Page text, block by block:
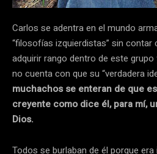
Carlos se adentra en el mundo
“filosofías izquierdistas” sin contar
adquirir rango dentro de este
no cuenta con que su “verdadera
muchachos se enteran de que
creyente como dice él, para mí,
Dios.
Todos se burlaban de él porque